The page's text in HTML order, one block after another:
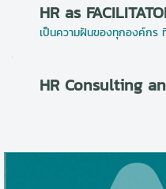
HR as
เป็นความฝันของทุกองค์กร
HR Consulting